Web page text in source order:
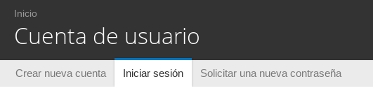
Usted está aquí
Inicio
Cuenta de usuario
Solapas principales
Crear nueva cuenta Iniciar sesión (solapa activa)
Solicitar una nueva contraseña